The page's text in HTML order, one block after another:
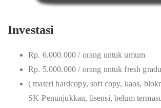
Investasi
Rp. 6.000.000 / orang untuk umum
Rp. 5.000.000 / orang untuk fresh
( materi hardcopy, soft copy, kaos,
SK-Penunjukkan, lisensi, belum